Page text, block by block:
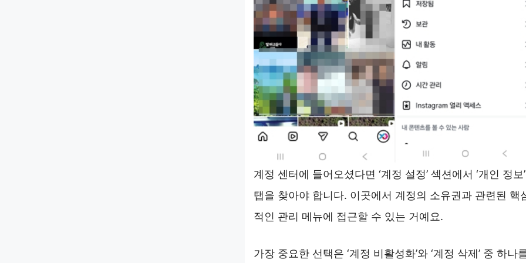
계정 센터에 들어오셨다면 ‘계정 설정’ 섹션에서 ‘개인 정보’
탭을 찾아야 합니다. 이곳에서 계정의 소유권과 관련된 핵
적인 관리 메뉴에 접근할 수 있는 거예요.
가장 중요한 선택은 ‘계정 비활성화’와 ‘계정 삭제’ 중 하나